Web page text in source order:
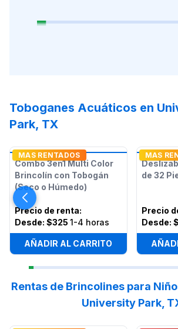
Toboganes Acuáticos en
Park, TX
MAS RENTADOS
Combo 3en1 Multi Color
Brincolín con Tobogán
(Seco o Húmedo)
Precio de renta:
Desde: $325 1-4 horas
AÑADIR AL CARRITO
MAS
de 32
Precio
Desde:
Rentas de Brincolines para
University Park,